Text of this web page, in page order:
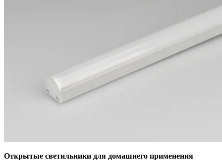
Открытые светильники для домашнего применения